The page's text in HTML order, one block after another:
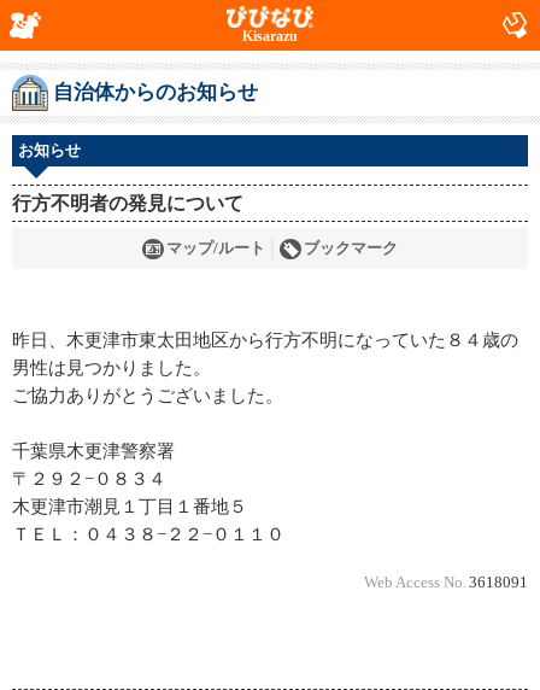
Kisarazu
自治体からのお知らせ
お知らせ
行方不明者の発見について
マップ/ルート ブックマーク
昨日、木更津市東太田地区から行方不明になっていた８４歳の
男性は見つかりました。
ご協力ありがとうございました。
千葉県木更津警察署
〒２９２−０８３４
木更津市潮見１丁目１番地５
ＴＥＬ：０４３８−２２−０１１０
Web Access No. 3618091